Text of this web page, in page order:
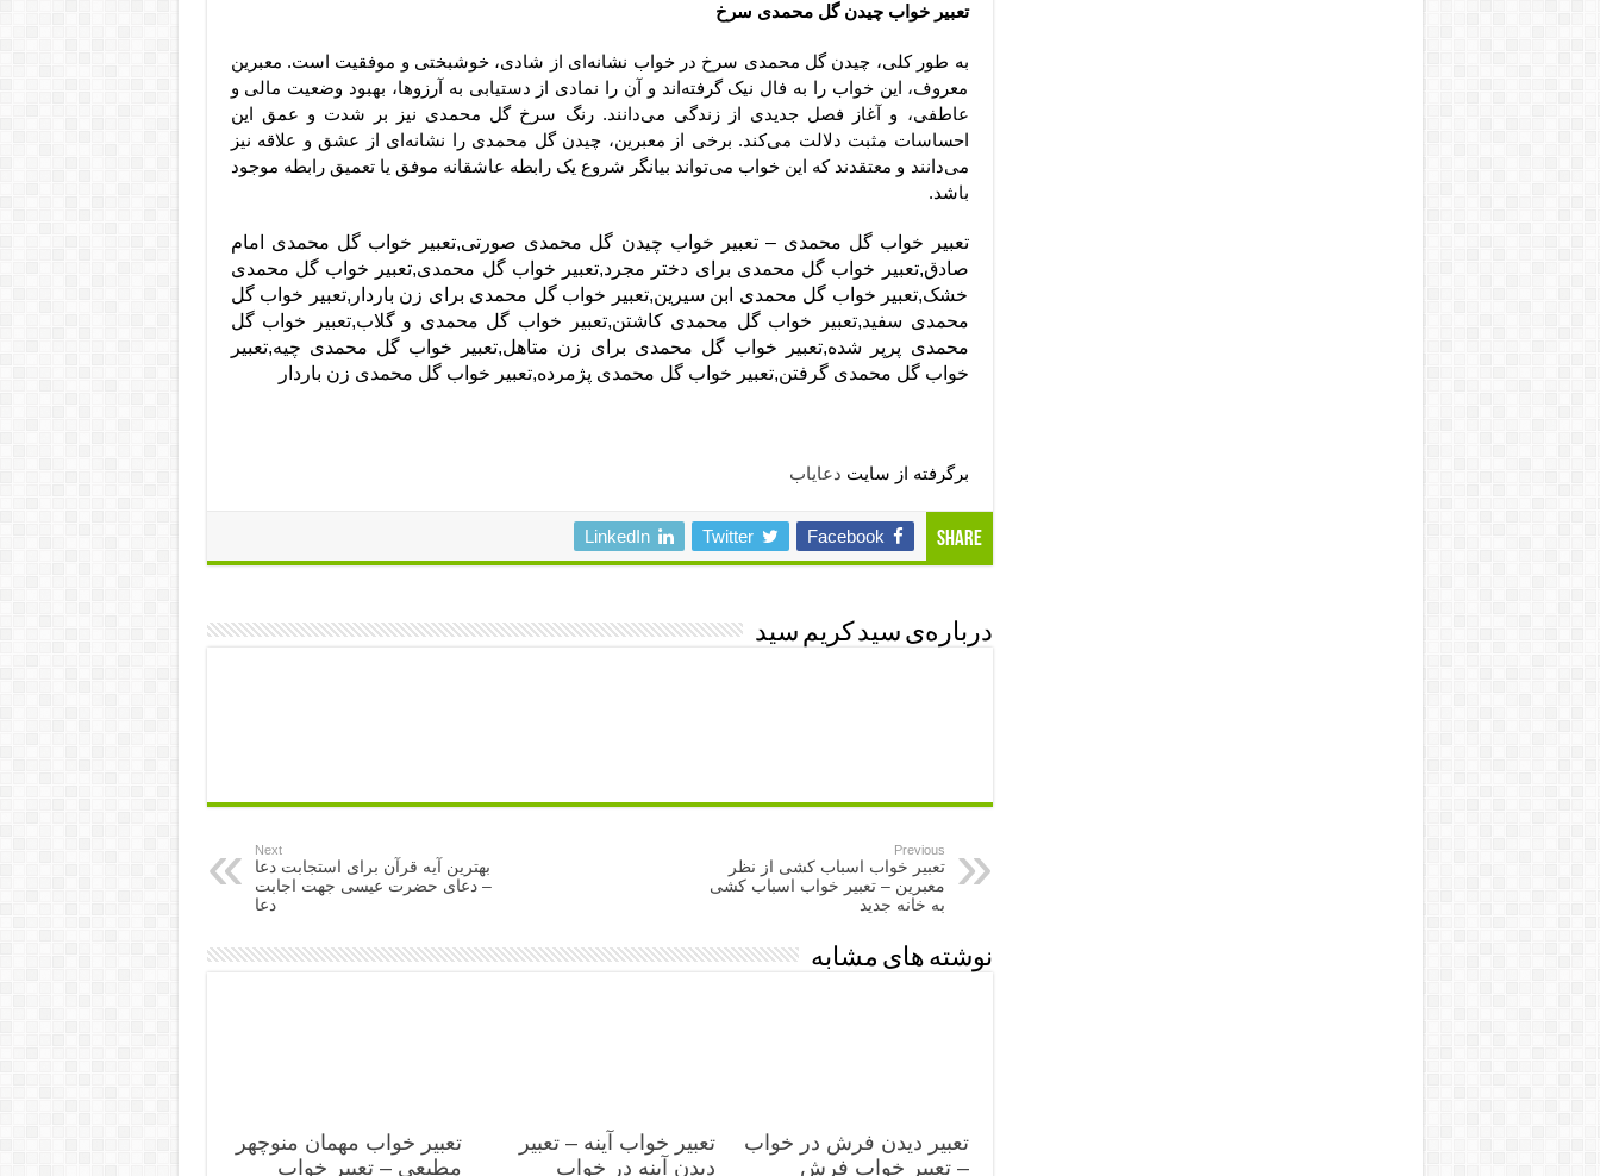
تعبیر خواب چیدن گل محمدی سرخ
به طور کلی، چیدن گل محمدی سرخ در خواب نشانه‌ای از شادی، خوشبختی و موفقیت است. معبرین
معروف، این خواب را به فال نیک گرفته‌اند و آن را نمادی از دستیابی به آرزوها، بهبود وضعیت مالی و
عاطفی، و آغاز فصل جدیدی از زندگی می‌دانند. رنگ سرخ گل محمدی نیز بر شدت و عمق این
احساسات مثبت دلالت می‌کند. برخی از معبرین، چیدن گل محمدی را نشانه‌ای از عشق و علاقه نیز
می‌دانند و معتقدند که این خواب می‌تواند بیانگر شروع یک رابطه عاشقانه موفق یا تعمیق رابطه موجود
باشد.
تعبیر خواب گل محمدی – تعبیر خواب چیدن گل محمدی صورتی,تعبیر خواب گل محمدی امام
صادق,تعبیر خواب گل محمدی برای دختر مجرد,تعبیر خواب گل محمدی,تعبیر خواب گل محمدی
خشک,تعبیر خواب گل محمدی ابن سیرین,تعبیر خواب گل محمدی برای زن باردار,تعبیر خواب گل
محمدی سفید,تعبیر خواب گل محمدی کاشتن,تعبیر خواب گل محمدی و گلاب,تعبیر خواب گل
محمدی پرپر شده,تعبیر خواب گل محمدی برای زن متاهل,تعبیر خواب گل محمدی چیه,تعبیر
خواب گل محمدی گرفتن,تعبیر خواب گل محمدی پژمرده,تعبیر خواب گل محمدی زن باردار
برگرفته از سایت دعایاب
Share
Facebook
Twitter
LinkedIn
درباره‌ی سید کریم سید
Previous
تعبیر خواب اسباب کشی از نظر
معبرین – تعبیر خواب اسباب کشی
به خانه جدید
Next
بهترین آیه قرآن برای استجابت دعا
– دعای حضرت عیسی جهت اجابت
دعا
نوشته های مشابه
تعبیر دیدن فرش در خواب
– تعبیر خواب فرش
تعبیر خواب آینه – تعبیر
دیدن آینه در خواب
تعبیر خواب مهمان منوچهر
مطیعی – تعبیر خواب